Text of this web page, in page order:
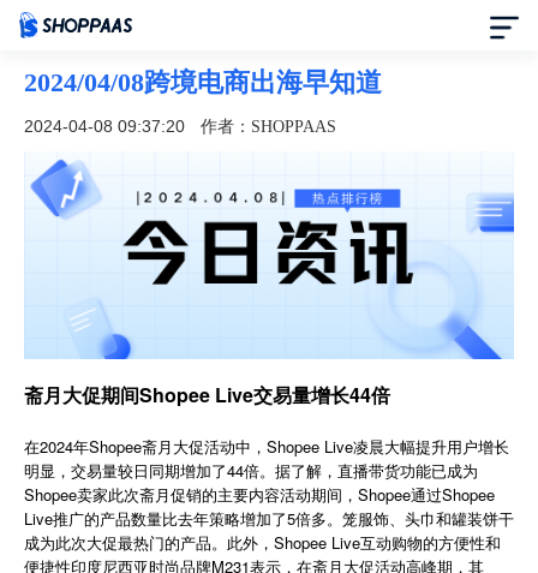
首页
定价
模板中心
合作伙伴
了解我们
简体中文
2024/04/08跨境电商出海早知道
2024-04-08 09:37:20 作者：SHOPPAAS
斋月大促期间Shopee Live交易量增长44倍
在2024年Shopee斋月大促活动中，Shopee Live凌晨大幅提升用户增长
明显，交易量较日同期增加了44倍。据了解，直播带货功能已成为
Shopee卖家此次斋月促销的主要内容活动期间，Shopee通过Shopee
Live推广的产品数量比去年策略增加了5倍多。笼服饰、头巾和罐装饼干
成为此次大促最热门的产品。此外，Shopee Live互动购物的方便性和
便捷性印度尼西亚时尚品牌M231表示，在斋月大促活动高峰期，其